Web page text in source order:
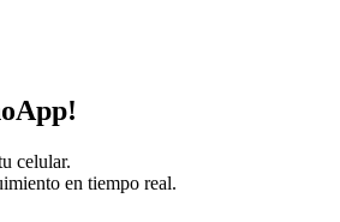
celular.
en tiempo real.